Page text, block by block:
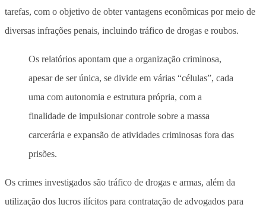
tarefas, com o objetivo de obter vantagens econômicas por meio de
diversas infrações penais, incluindo tráfico de drogas e roubos.
Os relatórios apontam que a organização criminosa,
apesar de ser única, se divide em várias “células”, cada
uma com autonomia e estrutura própria, com a
finalidade de impulsionar controle sobre a massa
carcerária e expansão de atividades criminosas fora das
prisões.
Os crimes investigados são tráfico de drogas e armas, além da
utilização dos lucros ilícitos para contratação de advogados para